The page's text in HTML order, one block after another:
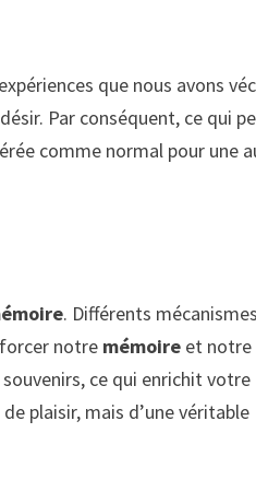
que nous avons
Par conséquent, ce qui
comme normal pour une
. Différents mécanismes
notre mémoire et notre
ce qui enrichit votre
plaisir, mais d’une véritable